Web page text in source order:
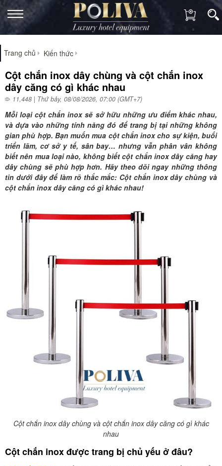
Trang chủ Kiến thức
Cột chắn inox dây chùng và cột chắn inox
dây căng có gì khác nhau
11,448 | Thứ bảy, 08/08/2026, 07:00 (GMT+7)
Mỗi loại cột chắn inox sẽ sở hữu những ưu điểm khác nhau,
và dựa vào những tính năng đó để trang bị tại những không
gian phù hợp. Bạn muốn mua cột chắn inox cho sự kiện, buổi
triển lãm, cơ sở y tế, sân bay… nhưng vẫn phân vân không
biết nên mua loại nào, không biết cột chắn inox dây căng hay
dây chùng sẽ phù hợp hơn. Hãy theo dõi ngay những thông
tin dưới đây để làm rõ thắc mắc: Cột chắn inox dây chùng và
cột chắn inox dây căng có gì khác nhau!
Cột chắn inox dây chùng và cột chắn inox dây căng có gì khác
nhau
Cột chắn inox được trang bị chủ yếu ở đâu?